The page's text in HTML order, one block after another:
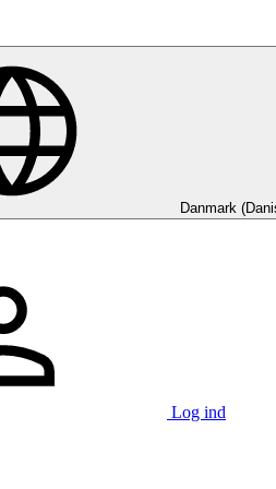
Danmark
Log ind